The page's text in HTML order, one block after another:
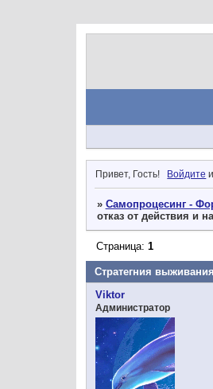
Привет, Гость! Войдите
» Самопроцесинг -
отказ от действия и
Стратегния
Страница: 1
Viktor
Администратор